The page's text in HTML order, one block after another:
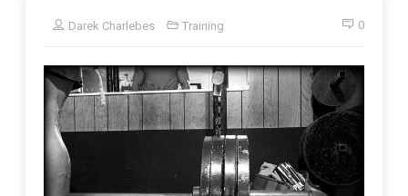
Darek Charlebes Training 0